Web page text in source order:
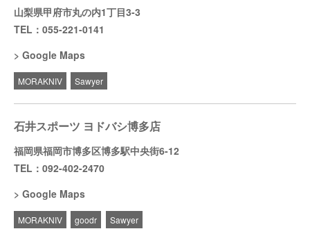
山梨県甲府市丸の内1丁目3-3
TEL：055-221-0141
Google Maps
MORAKNIV Sawyer
石井スポーツ ヨドバシ博多店
福岡県福岡市博多区博多駅中央街6-12
TEL：092-402-2470
Google Maps
MORAKNIV goodr Sawyer